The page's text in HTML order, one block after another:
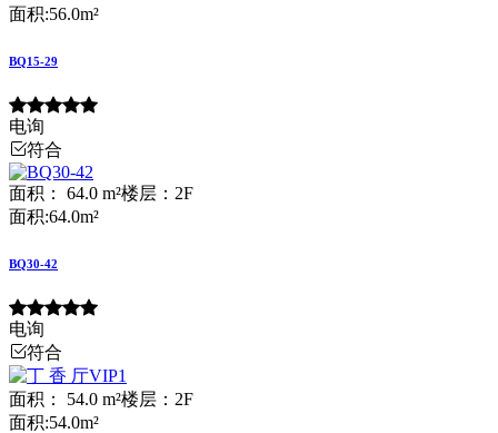
面积:56.0m²
BQ15-29
电询
符合
面积： 64.0 m²楼层：2F
面积:64.0m²
BQ30-42
电询
符合
面积： 54.0 m²楼层：2F
面积:54.0m²